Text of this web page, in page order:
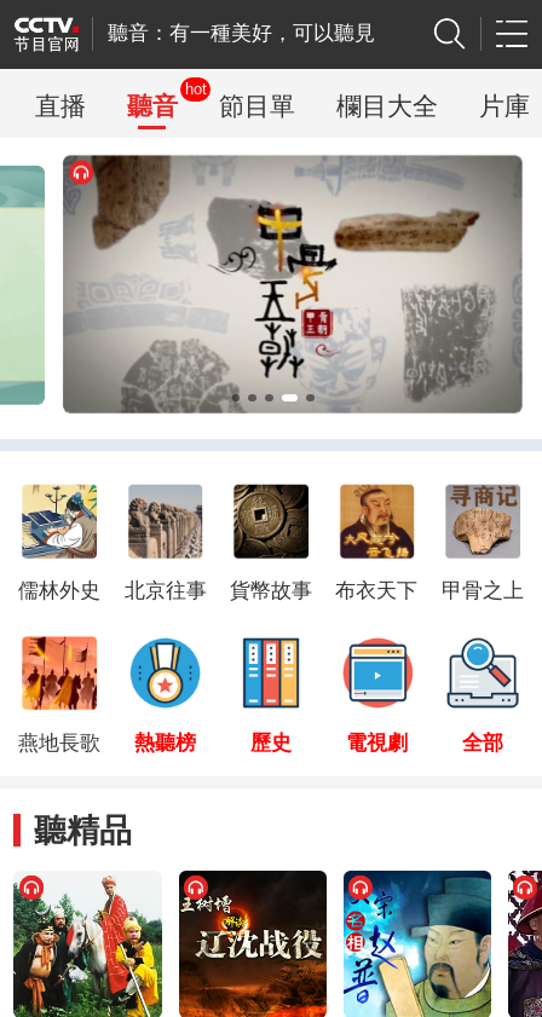
聽音：有一種美好，可以聽見
直播 聽音
hot
節目單 欄目大全 片庫
儒林外史 北京往事 貨幣故事 布衣天下 甲骨之上
燕地長歌 熱聽榜 歷史 電視劇 全部
聽精品